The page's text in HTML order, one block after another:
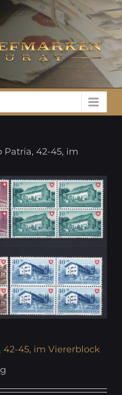
Patria, 42-45, im
42-45, im Viererblock